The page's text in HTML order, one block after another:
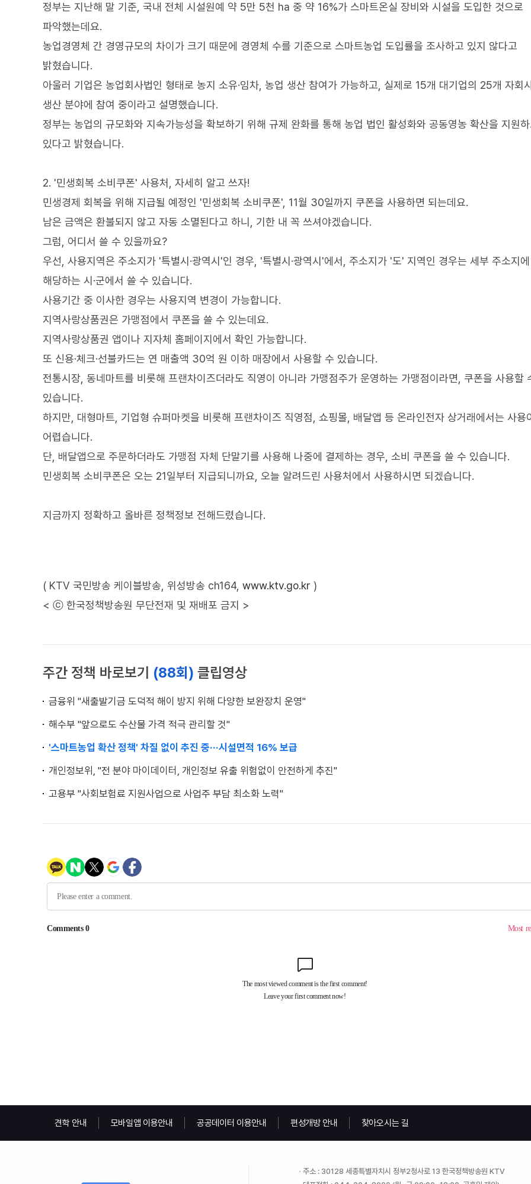
정부는 지난해 말 기준, 국내 전체 시설원예 약 5만 5천 ha 중 약 16%가 스마트온실 장비와 시설을 도입한 것으로
파악했는데요.
농업경영체 간 경영규모의 차이가 크기 때문에 경영체 수를 기준으로 스마트농업 도입률을 조사하고 있지 않다고
밝혔습니다.
아울러 기업은 농업회사법인 형태로 농지 소유·임차, 농업 생산 참여가 가능하고, 실제로 15개 대기업의 25개 자회
생산 분야에 참여 중이라고 설명했습니다.
정부는 농업의 규모화와 지속가능성을 확보하기 위해 규제 완화를 통해 농업 법인 활성화와 공동영농 확산을 지원
있다고 밝혔습니다.
2. '민생회복 소비쿠폰' 사용처, 자세히 알고 쓰자!
민생경제 회복을 위해 지급될 예정인 '민생회복 소비쿠폰', 11월 30일까지 쿠폰을 사용하면 되는데요.
남은 금액은 환불되지 않고 자동 소멸된다고 하니, 기한 내 꼭 쓰셔야겠습니다.
그럼, 어디서 쓸 수 있을까요?
우선, 사용지역은 주소지가 '특별시·광역시'인 경우, '특별시·광역시'에서, 주소지가 '도' 지역인 경우는 세부 주소지에
해당하는 시·군에서 쓸 수 있습니다.
사용기간 중 이사한 경우는 사용지역 변경이 가능합니다.
지역사랑상품권은 가맹점에서 쿠폰을 쓸 수 있는데요.
지역사랑상품권 앱이나 지자체 홈페이지에서 확인 가능합니다.
또 신용·체크·선불카드는 연 매출액 30억 원 이하 매장에서 사용할 수 있습니다.
전통시장, 동네마트를 비롯해 프랜차이즈더라도 직영이 아니라 가맹점주가 운영하는 가맹점이라면, 쿠폰을 사용할
있습니다.
하지만, 대형마트, 기업형 슈퍼마켓을 비롯해 프랜차이즈 직영점, 쇼핑몰, 배달앱 등 온라인전자 상거래에서는 사용
어렵습니다.
단, 배달앱으로 주문하더라도 가맹점 자체 단말기를 사용해 나중에 결제하는 경우, 소비 쿠폰을 쓸 수 있습니다.
민생회복 소비쿠폰은 오는 21일부터 지급되니까요, 오늘 알려드린 사용처에서 사용하시면 되겠습니다.
지금까지 정확하고 올바른 정책정보 전해드렸습니다.
( KTV 국민방송 케이블방송, 위성방송 ch164, www.ktv.go.kr )
< ⓒ 한국정책방송원 무단전재 및 재배포 금지 >
주간 정책 바로보기 (88회) 클립영상
금융위 "새출발기금 도덕적 해이 방지 위해 다양한 보완장치 운영"
해수부 "앞으로도 수산물 가격 적극 관리할 것"
'스마트농업 확산 정책' 차질 없이 추진 중···시설면적 16% 보급
개인정보위, "전 분야 마이데이터, 개인정보 유출 위험없이 안전하게 추진"
고용부 "사회보험료 지원사업으로 사업주 부담 최소화 노력"
견학 안내 모바일앱 이용안내 공공데이터 이용안내 편성개방 안내 찾아오시는 길
주소 : 30128 세종특별자치시 정부2청사로 13 한국정책방송원 KTV